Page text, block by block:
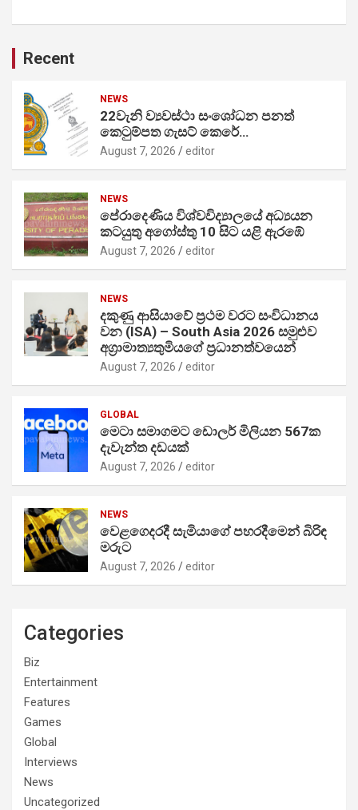
Recent
NEWS
22වැනි ව්‍යවස්ථා සංශෝධන පනත්
කෙටුම්පත ගැසට් කෙරේ…
August 7, 2026 editor
NEWS
පේරාදෙණිය විශ්වවිද්‍යාලයේ අධ්‍යයන
කටයුතු අගෝස්තු 10 සිට යළි ඇරඹේ
August 7, 2026 editor
NEWS
දකුණු ආසියාවේ ප්‍රථම වරට සංවිධානය
වන (ISA) – South Asia 2026 සමුළුව
අග්‍රාමාත්‍යතුමියගේ ප්‍රධානත්වයෙන්
August 7, 2026 editor
GLOBAL
මෙටා සමාගමට ඩොලර් මිලියන 567ක
දැවැන්ත දඩයක්
August 7, 2026 editor
NEWS
වෙළගෙදරදී සැමියාගේ පහරදීමෙන් බිරිඳ
මරුට
August 7, 2026 editor
Categories
Biz
Entertainment
Features
Games
Global
Interviews
News
Uncategorized